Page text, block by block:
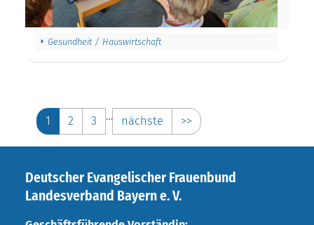
Gesundheit / Hauswirtschaft
1 2 3 … nächste >>
Deutscher Evangelischer Frauenbund
Landesverband Bayern e. V.